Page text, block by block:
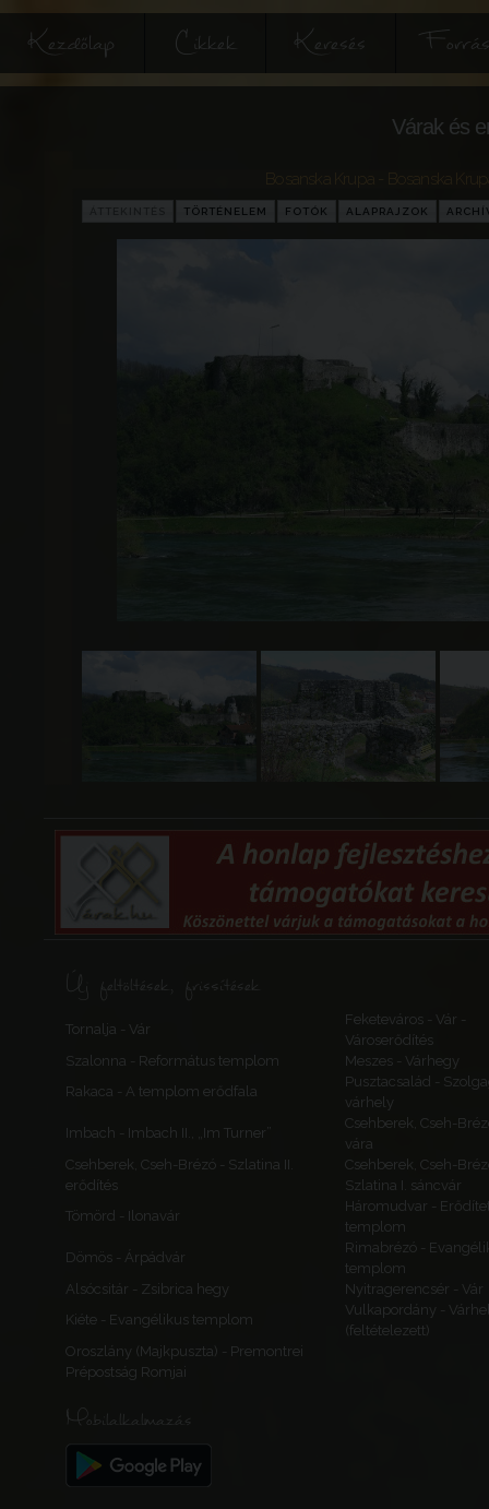
Kezdőlap Cikkek Keresés
Várak és
Bosanska Krupa - Bosanska
TÖRTÉNELEM FOTÓK ALAPRAJZOK
Új feltöltések, frissítések
Tornalja - Vár
Feketeváros - Vár -
Városerődítés
Szalonna - Református templom
Meszes - Várhegy
Rakaca - A templom erődfala
Pusztacsalád -
várhely
Imbach - Imbach II., „Im Turner”
Csehberek, Cseh-
vára
Csehberek, Cseh-Brézó - Szlatina II.
erődítés
Csehberek, Cseh-
Szlatina I. sáncvár
Tömörd - Ilonavár
Háromudvar -
templom
Dömös - Árpádvár
Rimabrézó -
templom
Alsócsitár - Zsibrica hegy
Nyitragerencsér - Vár
Kiéte - Evangélikus templom
Vulkapordány -
(feltételezett)
Oroszlány (Majkpuszta) - Premontrei
Prépostság Romjai
Mobilalkalmazás